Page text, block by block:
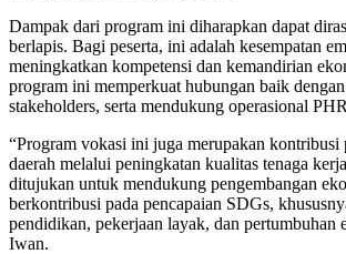
Dampak dari program ini diharapkan dapat
berlapis. Bagi peserta, ini adalah kesempatan
meningkatkan kompetensi dan kemandirian
program ini memperkuat hubungan baik
stakeholders, serta mendukung operasional
“Program vokasi ini juga merupakan kontribusi
daerah melalui peningkatan kualitas tenaga
ditujukan untuk mendukung pengembangan
berkontribusi pada pencapaian SDGs,
pendidikan, pekerjaan layak, dan pertumbuhan
Iwan.